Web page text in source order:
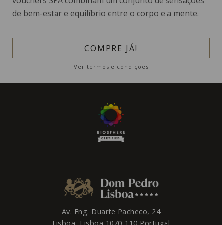
de bem-estar e equilíbrio entre o corpo e a mente.
Ver termos e condições
COMPRE JÁ!
Av. Eng. Duarte Pacheco, 24
Lisboa, Lisboa 1070-110 Portugal